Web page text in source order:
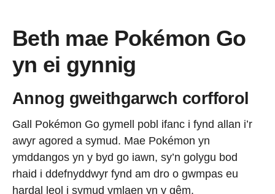
Beth mae Pokémon Go
yn ei gynnig
Annog gweithgarwch corfforol
Gall Pokémon Go gymell pobl ifanc i fynd allan i’r
awyr agored a symud. Mae Pokémon yn
ymddangos yn y byd go iawn, sy’n golygu bod
rhaid i ddefnyddwyr fynd am dro o gwmpas eu
hardal leol i symud ymlaen yn y gêm.